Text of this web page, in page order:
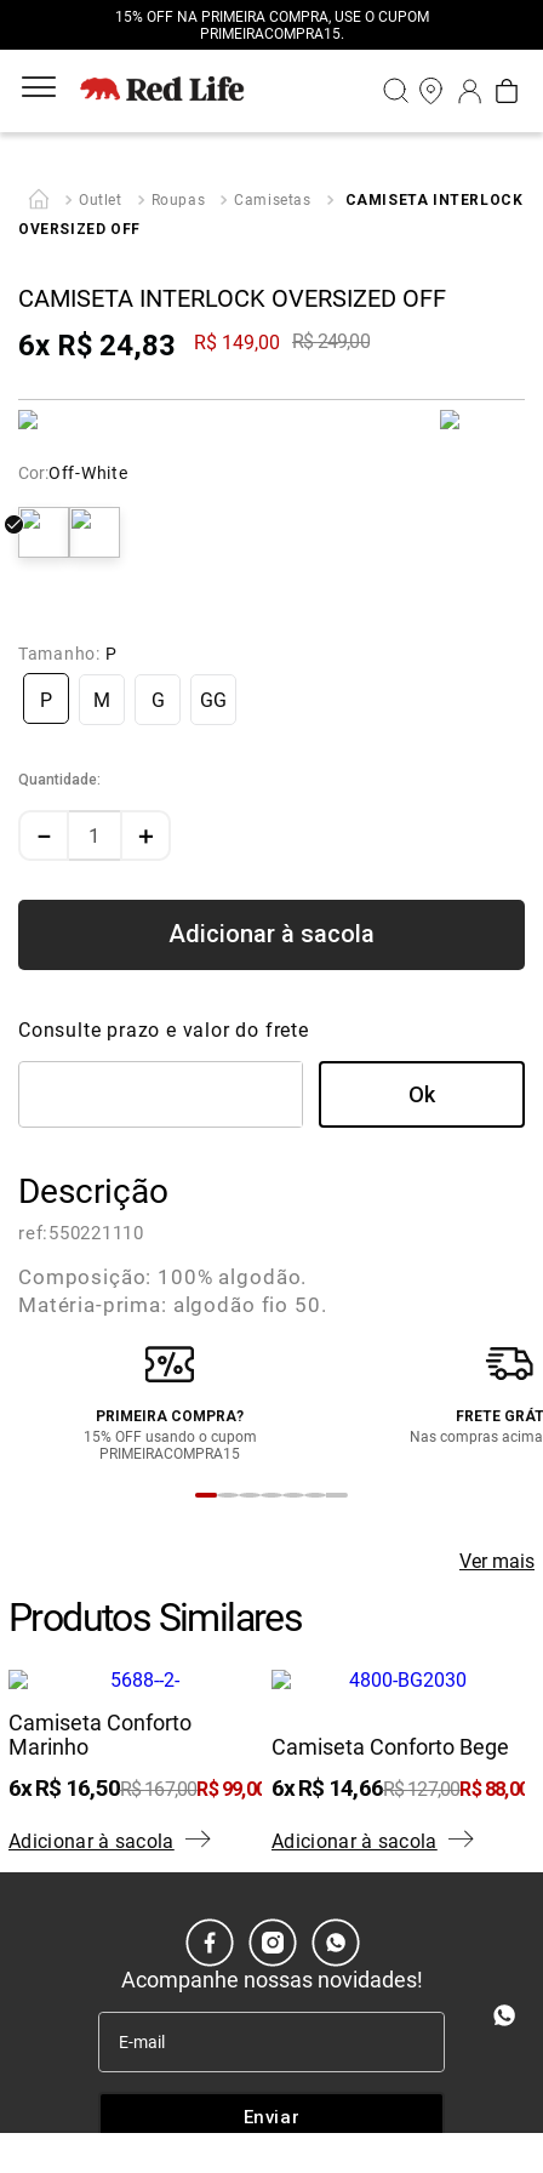
15% OFF NA PRIMEIRA COMPRA, USE O CUPOM
PRIMEIRACOMPRA15.
Outlet Roupas Camisetas
CAMISETA INTERLOCK
OVERSIZED OFF
CAMISETA INTERLOCK OVERSIZED OFF
6x R$ 24,83 R$ 149,00 R$249,00
Cor:Off-White
Tamanho: P
P M G GG
Quantidade
＋
－
Consulte prazo e valor do frete
Descrição
ref:550221110
Composição: 100% algodão.
Matéria-prima: algodão fio 50.
PRIMEIRA COMPRA?
15% OFF usando o cupom
PRIMEIRACOMPRA15
FRETE
Nas compras
Produtos Similares
Camiseta Conforto
Marinho
6 R$ 16,50R$167,00R$ 99,00
Adicionar à sacola
Camiseta Conforto Bege
6 R$ 14,66R$127,00R$ 88,00
Adicionar à sacola
Ver mais
Acompanhe nossas novidades!
Enviar